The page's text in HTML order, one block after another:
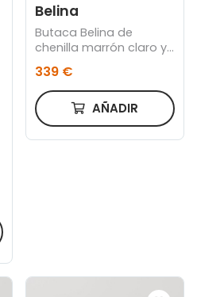
Belina
Butaca Belina de
chenilla marrón claro y
negro
339 €
AÑADIR